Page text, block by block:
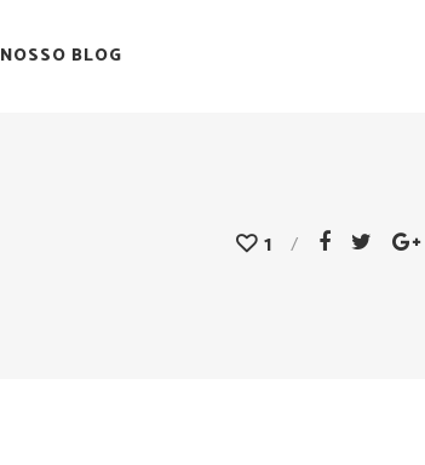
NOSSO BLOG
1